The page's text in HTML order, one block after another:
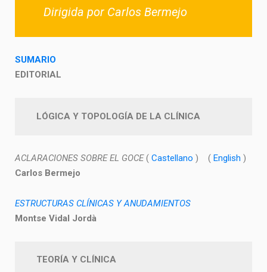
Dirigida por Carlos Bermejo
SUMARIO
EDITORIAL
LÓGICA Y TOPOLOGÍA DE LA CLÍNICA
ACLARACIONES SOBRE EL GOCE( Castellano ) ( English )
Carlos Bermejo
ESTRUCTURAS CLÍNICAS Y ANUDAMIENTOS
Montse Vidal Jordà
TEORÍA Y CLÍNICA